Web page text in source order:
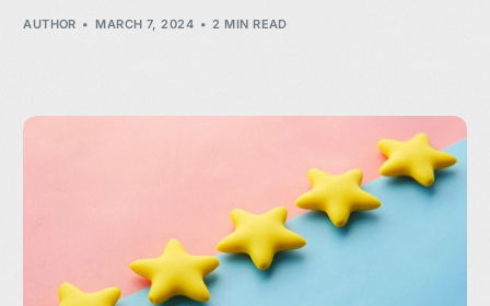
AUTHOR MARCH 7, 2024 2 MIN READ